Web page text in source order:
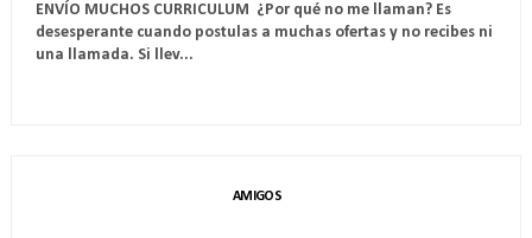
ENVÍO MUCHOS CURRICULUM ¿Por qué no me llaman? Es
desesperante cuando postulas a muchas ofertas y no recibes ni
una llamada. Si llev...
AMIGOS